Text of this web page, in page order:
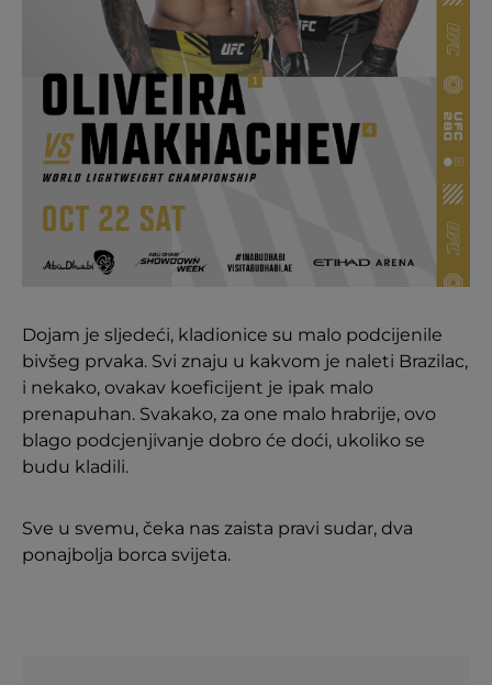
Dojam je sljedeći, kladionice su malo podcijenile
bivšeg prvaka. Svi znaju u kakvom je naleti Brazilac,
i nekako, ovakav koeficijent je ipak malo
prenapuhan. Svakako, za one malo hrabrije, ovo
blago podcjenjivanje dobro će doći, ukoliko se
budu kladili.
Sve u svemu, čeka nas zaista pravi sudar, dva
ponajbolja borca svijeta.